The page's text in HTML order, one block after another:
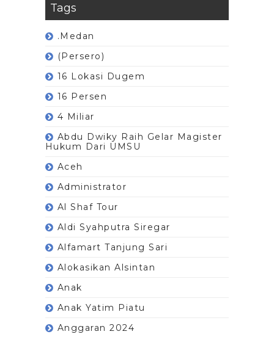
Tags
.Medan
(Persero)
16 Lokasi Dugem
16 Persen
4 Miliar
Abdu Dwiky Raih Gelar Magister
Hukum Dari UMSU
Aceh
Administrator
Al Shaf Tour
Aldi Syahputra Siregar
Alfamart Tanjung Sari
Alokasikan Alsintan
Anak
Anak Yatim Piatu
Anggaran 2024